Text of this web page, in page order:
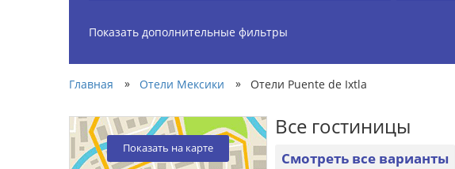
Показать дополнительные фильтры
Главная » Отели Мексики » Отели Puente de Ixtla
Показать на карте
Все гостиницы
Смотреть все варианты